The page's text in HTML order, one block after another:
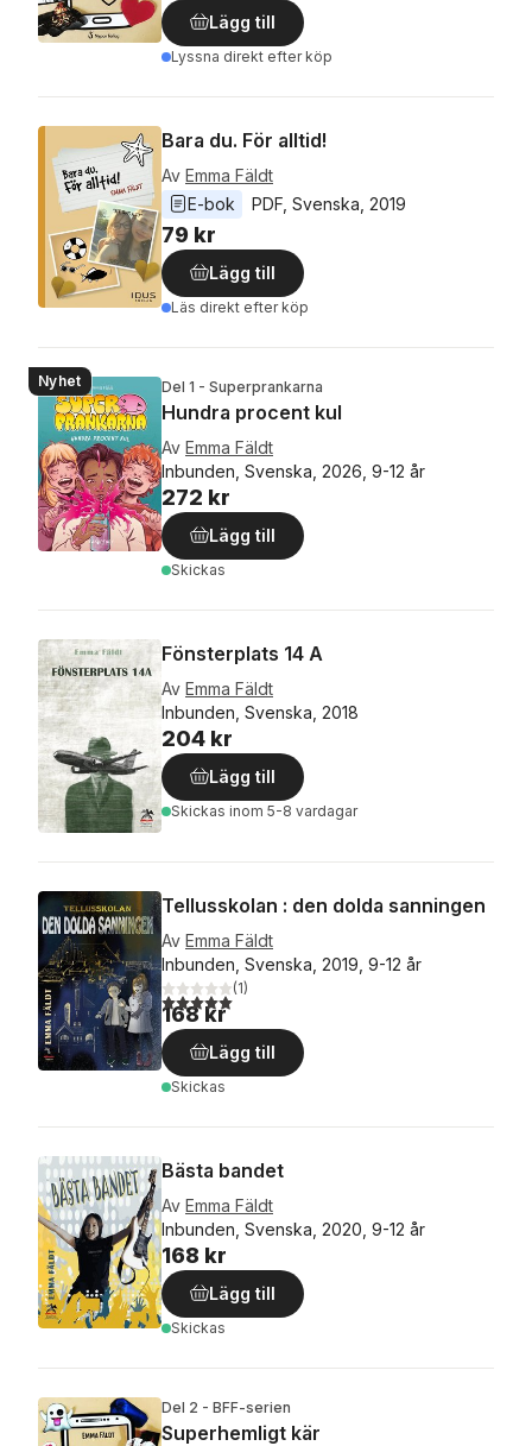
Lägg till
Lyssna direkt efter köp
Bara du. För alltid!
Av Emma Fäldt
E-bok
PDF Svenska 2019
79 kr
Lägg till
Läs direkt efter köp
Nyhet Del 1 - Superprankarna
Hundra procent kul
Av Emma Fäldt
Inbunden, Svenska, 2026, 9-12 år
272 kr
Lägg till
Skickas
Fönsterplats 14 A
Av Emma Fäldt
Inbunden, Svenska, 2018
204 kr
Lägg till
Skickas inom 5-8 vardagar
Tellusskolan : den dolda sanningen
Av Emma Fäldt
Inbunden, Svenska, 2019, 9-12 år
5,0utav 5 stjärnor. Totalt antal röster:
(1)
168 kr
Lägg till
Skickas
Bästa bandet
Av Emma Fäldt
Inbunden, Svenska, 2020, 9-12 år
168 kr
Lägg till
Skickas
Del 2 - BFF-serien
Superhemligt kär